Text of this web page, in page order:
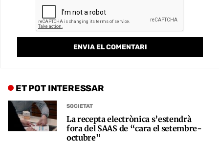
ET POT INTERESSAR
SOCIETAT
La recepta electrònica s’estendrà
fora del SAAS de “cara el setembre-
octubre”